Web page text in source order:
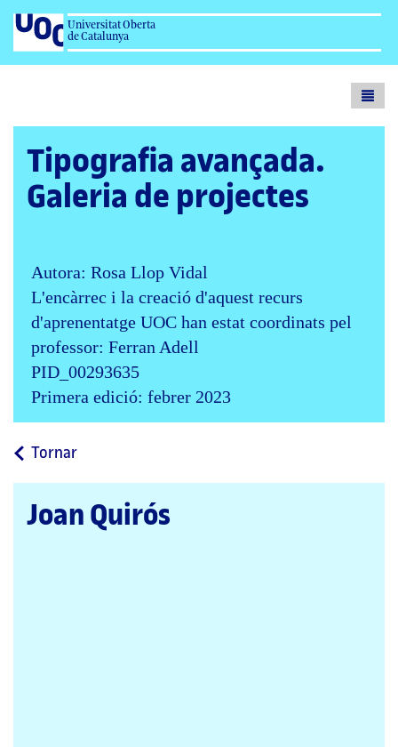
Universitat Oberta
de Catalunya
Tipografia avançada.
Galeria de projectes
Autora: Rosa Llop Vidal
L'encàrrec i la creació d'aquest recurs
d'aprenentatge UOC han estat coordinats pel
professor: Ferran Adell
PID_00293635
Primera edició: febrer 2023
Tornara
pàgina
principal
Joan Quirós